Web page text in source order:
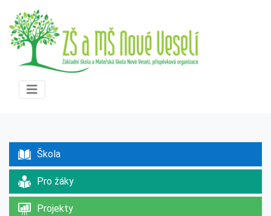
Škola
Pro žáky
Projekty